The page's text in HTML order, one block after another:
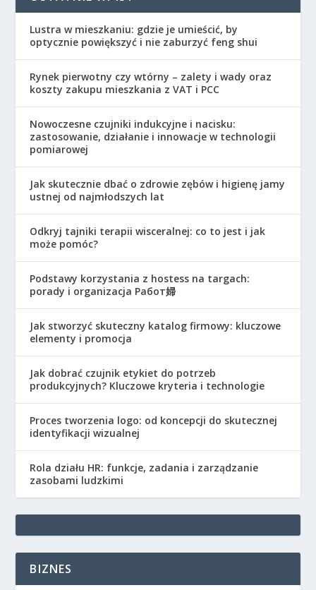
Lustra w mieszkaniu: gdzie je umieścić, by
optycznie powiększyć i nie zaburzyć feng shui
Rynek pierwotny czy wtórny – zalety i wady oraz
koszty zakupu mieszkania z VAT i PCC
Nowoczesne czujniki indukcyjne i nacisku:
zastosowanie, działanie i innowacje w technologii
pomiarowej
Jak skutecznie dbać o zdrowie zębów i higienę jamy
ustnej od najmłodszych lat
Odkryj tajniki terapii wisceralnej: co to jest i jak
może pomóc?
Podstawy korzystania z hostess na targach:
porady i organizacja Работ婦
Jak stworzyć skuteczny katalog firmowy: kluczowe
elementy i promocja
Jak dobrać czujnik etykiet do potrzeb
produkcyjnych? Kluczowe kryteria i technologie
Proces tworzenia logo: od koncepcji do skutecznej
identyfikacji wizualnej
Rola działu HR: funkcje, zadania i zarządzanie
zasobami ludzkimi
BIZNES